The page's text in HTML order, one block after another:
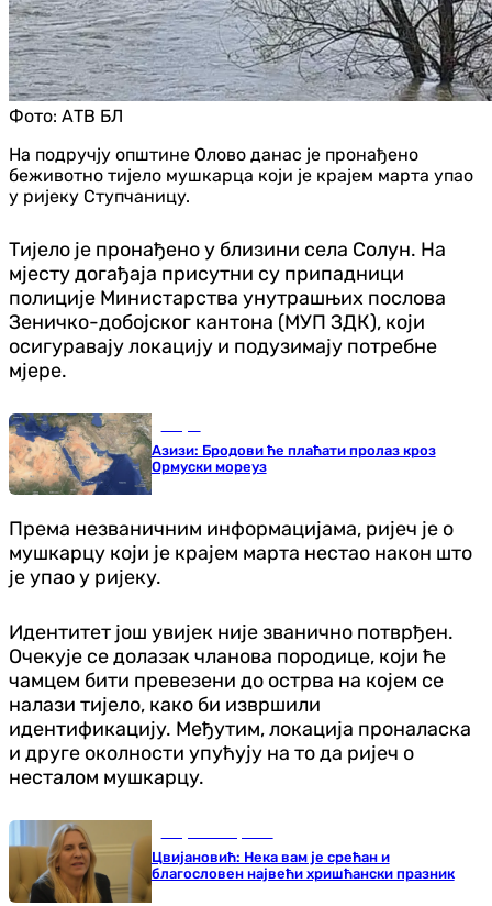
Фото: АТВ БЛ
На подручју општине Олово данас је пронађено
беживотно тијело мушкарца који је крајем марта упао
у ријеку Ступчаницу.
Тијело је пронађено у близини села Солун. На
мјесту догађаја присутни су припадници
полиције Министарства унутрашњих послова
Зеничко-добојског кантона (МУП ЗДК), који
осигуравају локацију и подузимају потребне
мјере.
Азизи: Бродови ће плаћати пролаз кроз
Ормуски мореуз
Према незваничним информацијама, ријеч је о
мушкарцу који је крајем марта нестао након што
је упао у ријеку.
Идентитет још увијек није званично потврђен.
Очекује се долазак чланова породице, који ће
чамцем бити превезени до острва на којем се
налази тијело, како би извршили
идентификацију. Међутим, локација проналаска
и друге околности упућују на то да ријеч о
несталом мушкарцу.
Цвијановић: Нека вам је срећан и
благословен највећи хришћански празник